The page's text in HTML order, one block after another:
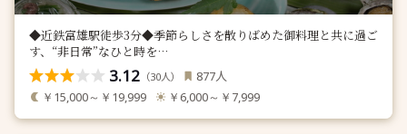
◆近鉄富雄駅徒歩3分◆季節らしさを散りばめた御料理と共に過ご
す、“非日常”なひと時を…
3.12 （30人） 877人
￥15,000～￥19,999 ￥6,000～￥7,999